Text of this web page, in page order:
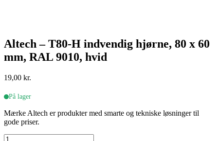
Altech – T80-H indvendig hjørne, 80 x 60
mm, RAL 9010, hvid
19,00 kr.
På lager
Mærke Altech er produkter med smarte og tekniske løsninger til
gode priser.
Altech